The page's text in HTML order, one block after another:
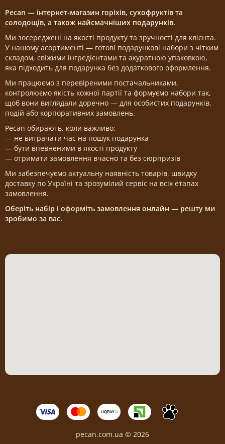
Pecan — інтернет-магазин горіхів, сухофруктів та
солодощів, а також найсмачніших подарунків.
Ми зосереджені на якості продукту та зручності для клієнта.
У нашому асортименті — готові подарункові набори з чітким
складом, свіжими інгредієнтами та акуратною упаковкою,
яка підходить для подарунка без додаткового оформлення.
Ми працюємо з перевіреними постачальниками,
контролюємо якість кожної партії та формуємо набори так,
щоб вони виглядали доречно — для особистих подарунків,
подій або корпоративних замовлень.
Pecan обирають, коли важливо:
— не витрачати час на пошук подарунка
— бути впевненими в якості продукту
— отримати замовлення вчасно та без сюрпризів
Ми забезпечуємо актуальну наявність товарів, швидку
доставку по Україні та зрозумілий сервіс на всіх етапах
замовлення.
Оберіть набір і оформіть замовлення онлайн — решту ми
зробимо за вас.
pecan.com.ua © 2026